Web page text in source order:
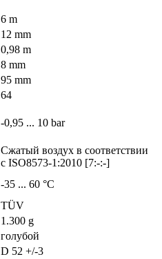
6 m
12 mm
0,98 m
8 mm
95 mm
64
-0,95 ... 10 bar
Сжатый воздух в соответствии
с ISO8573-1:2010 [7:-:-]
-35 ... 60 °C
TÜV
1.300 g
голубой
D 52 +/-3